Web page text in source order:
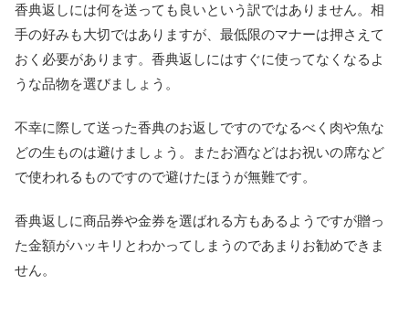
香典返しには何を送っても良いという訳ではありません。相
手の好みも大切ではありますが、最低限のマナーは押さえて
おく必要があります。香典返しにはすぐに使ってなくなるよ
うな品物を選びましょう。
不幸に際して送った香典のお返しですのでなるべく肉や魚な
どの生ものは避けましょう。またお酒などはお祝いの席など
で使われるものですので避けたほうが無難です。
香典返しに商品券や金券を選ばれる方もあるようですが贈っ
た金額がハッキリとわかってしまうのであまりお勧めできま
せん。